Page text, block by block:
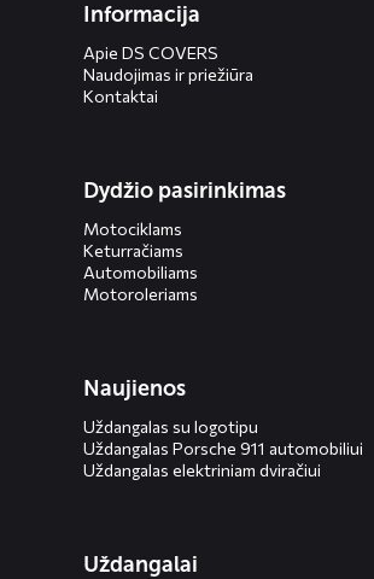
Informacija
Apie DS COVERS
Naudojimas ir priežiūra
Kontaktai
Dydžio pasirinkimas
Motociklams
Keturračiams
Automobiliams
Motoroleriams
Naujienos
Uždangalas su logotipu
Uždangalas Porsche 911 automobiliui
Uždangalas elektriniam dviračiui
Uždangalai